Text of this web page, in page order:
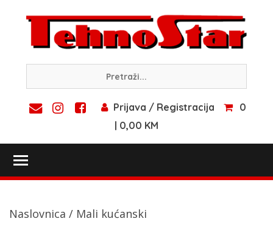
content
Prijava / Registracija
0
| 0,00 KM
Naslovnica / Mali kućanski